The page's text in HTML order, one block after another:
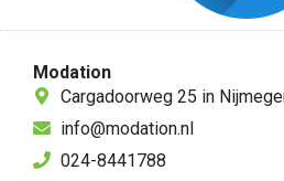
Modation
Cargadoorweg 25 in
info@modation.nl
024-8441788